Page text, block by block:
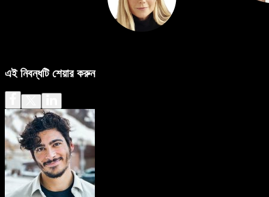
এই নিবন্ধটি শেয়ার করুন